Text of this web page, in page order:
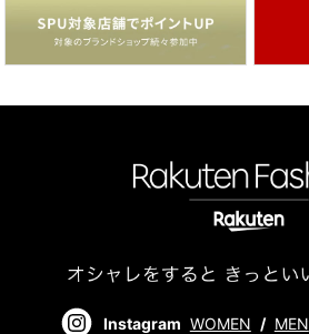
Instagram WOMEN / MEN